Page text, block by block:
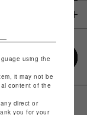
using the
it may not be
content of the
direct or
you for your